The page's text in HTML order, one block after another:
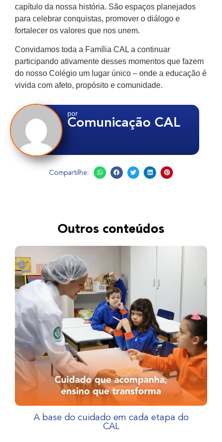
capítulo da nossa história. São espaços planejados
para celebrar conquistas, promover o diálogo e
fortalecer os valores que nos unem.
Convidamos toda a Família CAL a continuar
participando ativamente desses momentos que fazem
do nosso Colégio um lugar único – onde a educação é
vivida com afeto, propósito e comunidade.
por
Comunicação CAL
Compartilhe:
Outros conteúdos
A base do cuidado em cada etapa do
CAL